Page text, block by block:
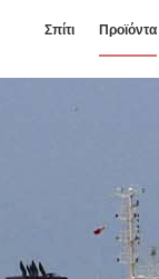
Σπίτι Προϊόντα